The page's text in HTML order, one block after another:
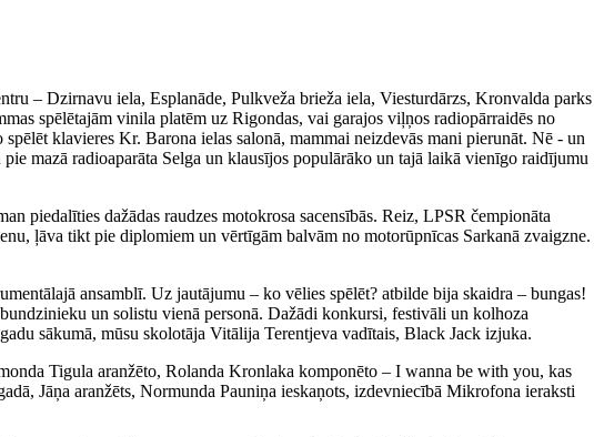
– Dzirnavu iela, Esplanāde, Pulkveža brieža iela, Viesturdārzs, Kronvalda parks
spēlētajām vinila platēm uz Rigondas, vai garajos viļņos radiopārraidēs no
klavieres Kr. Barona ielas salonā, mammai neizdevās mani pierunāt. Nē - un
mazā radioaparāta Selga un klausījos populārāko un tajā laikā vienīgo raidījumu
piedalīties dažādas raudzes motokrosa sacensībās. Reiz, LPSR čempionāta
ļāva tikt pie diplomiem un vērtīgām balvām no motorūpnīcas Sarkanā zvaigzne.
ansamblī. Uz jautājumu – ko vēlies spēlēt? atbilde bija skaidra – bungas!
un solistu vienā personā. Dažādi konkursi, festivāli un kolhoza
sākumā, mūsu skolotāja Vitālija Terentjeva vadītais, Black Jack izjuka.
Tigula aranžēto, Rolanda Kronlaka komponēto – I wanna be with you, kas
Jāņa aranžēts, Normunda Pauniņa ieskaņots, izdevniecībā Mikrofona ieraksti